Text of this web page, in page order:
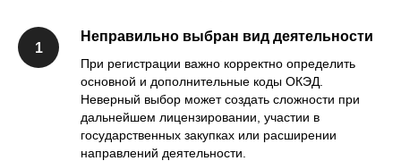
Неправильно выбран вид деятельности
При регистрации важно корректно определить
основной и дополнительные коды ОКЭД.
Неверный выбор может создать сложности при
дальнейшем лицензировании, участии в
государственных закупках или расширении
направлений деятельности.